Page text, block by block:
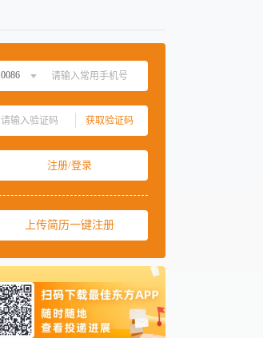
0086
获取验证码
注册/登录
上传简历一键注册
中国大陆
0086
中国澳门
00853
西班牙
0034
泰国
0066
柬埔寨
00855